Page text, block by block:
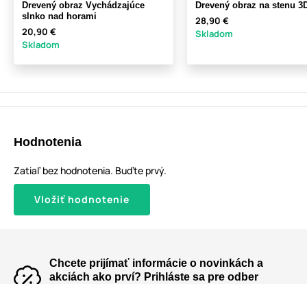
Drevený obraz Vychádzajúce
slnko nad horami
20,90 €
Skladom
Drevený obraz na stenu
28,90 €
Skladom
Hodnotenia
Zatiaľ bez hodnotenia. Buďte prvý.
Vložiť hodnotenie
Chcete prijímať informácie o novinkách a
akciách ako prví? Prihláste sa pre odber